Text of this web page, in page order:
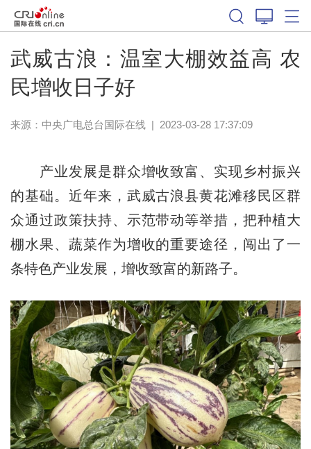
武威古浪：温室大棚效益高 农
民增收日子好
来源：中央广电总台国际在线| 2023-03-28 17:37:09
产业发展是群众增收致富、实现乡村振兴
的基础。近年来，武威古浪县黄花滩移民区群
众通过政策扶持、示范带动等举措，把种植大
棚水果、蔬菜作为增收的重要途径，闯出了一
条特色产业发展，增收致富的新路子。